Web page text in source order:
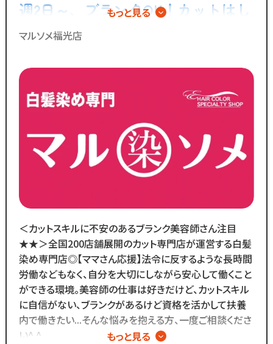
週2日～、ブランクOK！カットはし
ない美容師さん募集！白髪染め専門
もっと見る
マルソメ福光店
＜カットスキルに不安のあるブランク美容師さん注目
★★＞全国200店舗展開のカット専門店が運営する白髪
染め専門店◎【ママさん応援】法令に反するような長時間
労働などもなく、自分を大切にしながら安心して働くこと
ができる環境。美容師の仕事は好きだけど、カットスキル
に自信がない、ブランクがあるけど資格を活かして扶養
内で働きたい...そんな悩みを抱える方、一度ご相談くださ
い^ ^
もっと見る